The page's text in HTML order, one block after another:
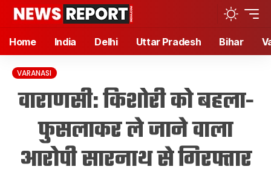
Home India Delhi Uttar Pradesh Bihar
VARANASI
वाराणसी: किशोरी को बहला-
फुसलाकर ले जाने वाला
आरोपी सारनाथ से गिरफ्तार